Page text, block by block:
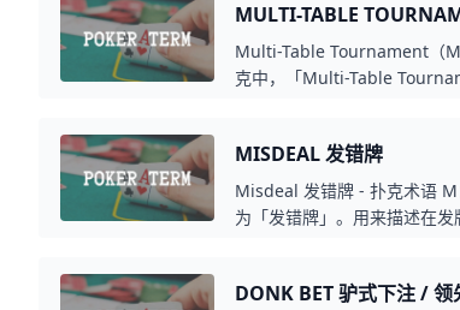
MULTI-TABLE
Multi-Table Tournament（
克中，「Multi-Table
略，平衡进攻和防守，以积累
MISDEAL 发错牌
Misdeal 发错牌 - 扑克术语
为「发错牌」。用来描述在
于确保游戏的公正性和公平性
DONK BET 驴式下注 / 领